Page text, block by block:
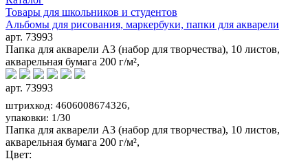
Товары для школьников и студентов
Альбомы для рисования, маркербуки, папки для акварели
арт. 73993
Папка для акварели А3 (набор для творчества), 10 листов,
акварельная бумага 200 г/м²,
арт. 73993
штрихкод: 4606008674326,
упаковки: 1/30
Папка для акварели А3 (набор для творчества), 10 листов,
акварельная бумага 200 г/м²,
Цвет: